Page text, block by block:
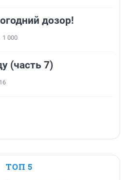
дозор!
1 000
(часть 7)
ТОП 5